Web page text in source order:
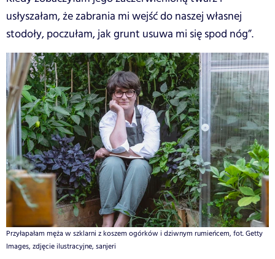
usłyszałam, że zabrania mi wejść do naszej własnej
stodoły, poczułam, jak grunt usuwa mi się spod nóg”.
Przyłapałam męża w szklarni z koszem ogórków i dziwnym rumieńcem, fot. Getty
Images, zdjęcie ilustracyjne, sanjeri